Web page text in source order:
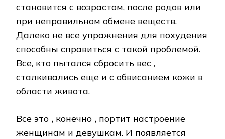
становится с возрастом, после родов или
при неправильном обмене веществ.
Далеко не все упражнения для похудения
способны справиться с такой проблемой.
Все, кто пытался сбросить вес ,
сталкивались еще и с обвисанием кожи в
области живота.
Все это , конечно , портит настроение
женщинам и девушкам. И появляется